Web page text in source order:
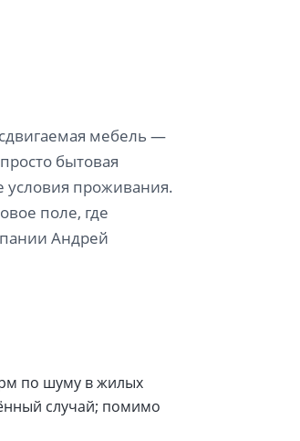
мебель —
бытовая
условия проживания.
поле, где
Андрей
по шуму в жилых
случай; помимо